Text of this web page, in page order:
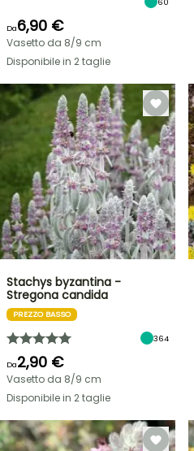
Da6,90 €
Vasetto da 8/9 cm
Disponibile in 2 taglie
Stachys byzantina -
Stregona candida
PREZZO BASSO
364
Da2,90 €
Vasetto da 8/9 cm
Disponibile in 2 taglie